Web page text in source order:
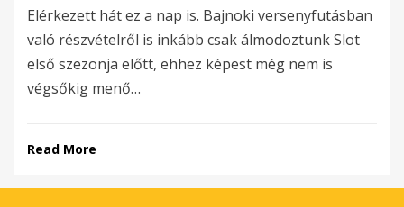
Elérkezett hát ez a nap is. Bajnoki versenyfutásban
való részvételről is inkább csak álmodoztunk Slot
első szezonja előtt, ehhez képest még nem is
végsőkig menő…
Read More